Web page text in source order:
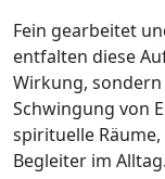
Fein gearbeitet
entfalten diese
Wirkung,
Schwingung von
spirituelle
Begleiter im Alltag.